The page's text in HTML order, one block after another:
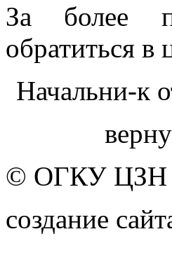
За более
обратиться в
Начальни-к
© ОГКУ
создание